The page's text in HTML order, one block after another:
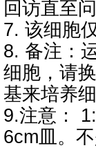
回访直至
7. 该细胞
8. 备注：
细胞，请
基来培养
9.注意：
6cm皿。